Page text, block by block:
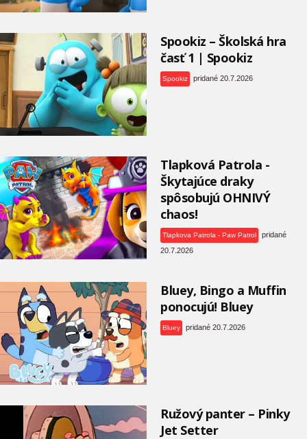
Spookiz – Školská hra
časť 1 | Spookiz
Spookiz pridané 20.7.2026
Tlapková Patrola -
Škytajúce draky
spôsobujú OHNIVÝ
chaos!
Tlapkova Patrola - Paw Patrol
pridané
20.7.2026
Bluey, Bingo a Muffin
ponocujú! Bluey
Bluey pridané 20.7.2026
Ružový panter – Pinky
Jet Setter